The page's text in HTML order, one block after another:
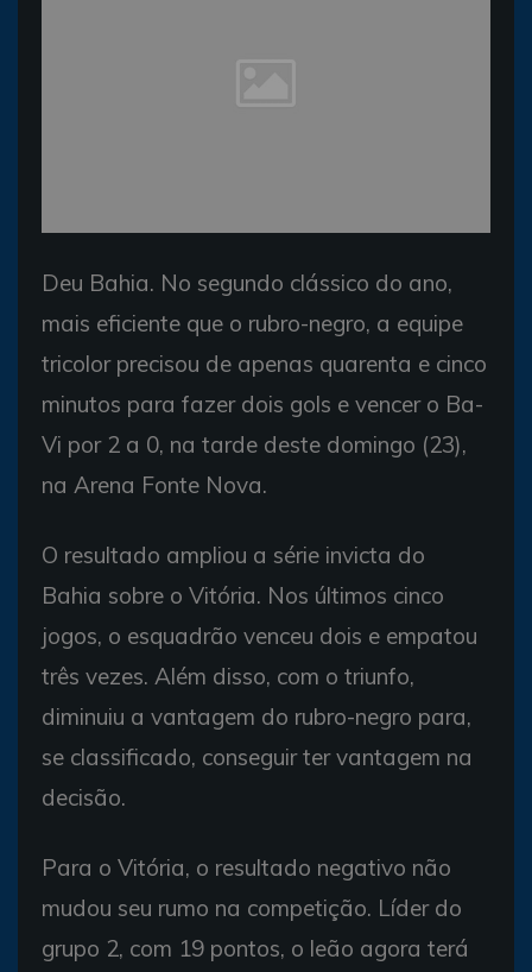
Deu Bahia. No segundo clássico do ano,
mais eficiente que o rubro-negro, a equipe
tricolor precisou de apenas quarenta e cinco
minutos para fazer dois gols e vencer o Ba-
Vi por 2 a 0, na tarde deste domingo (23),
na Arena Fonte Nova.
O resultado ampliou a série invicta do
Bahia sobre o Vitória. Nos últimos cinco
jogos, o esquadrão venceu dois e empatou
três vezes. Além disso, com o triunfo,
diminuiu a vantagem do rubro-negro para,
se classificado, conseguir ter vantagem na
decisão.
Para o Vitória, o resultado negativo não
mudou seu rumo na competição. Líder do
grupo 2, com 19 pontos, o leão agora terá